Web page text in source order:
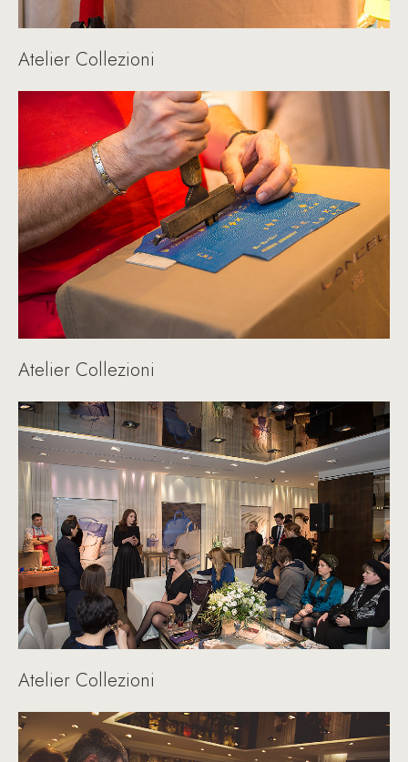
Atelier Collezioni
Atelier Collezioni
Atelier Collezioni